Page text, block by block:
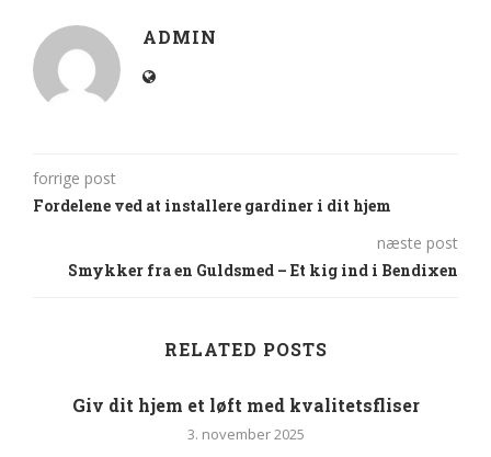
ADMIN
forrige post
Fordelene ved at installere gardiner i dit hjem
næste post
Smykker fra en Guldsmed – Et kig ind i Bendixen
RELATED POSTS
Giv dit hjem et løft med kvalitetsfliser
3. november 2025